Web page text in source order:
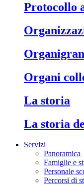
Protocollo
Organi
La storia
La storia
Servizi
Panoramica
Famiglie e
Personale
Percorsi di